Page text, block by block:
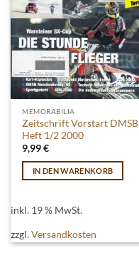
MEMORABILIA
Zeitschrift Vorstart DMSB
Heft 1/2 2000
9,99€
IN DEN WARENKORB
inkl. 19 % MwSt.
zzgl.Versandkosten